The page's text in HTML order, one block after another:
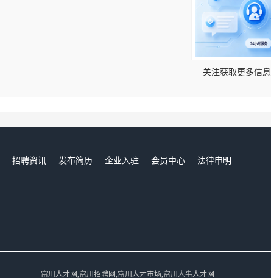
关注获取更多信息
招聘资讯 发布简历 企业入驻 会员中心
法律申明
富川人才网,富川招聘网,富川人才市场,富川人事人才网